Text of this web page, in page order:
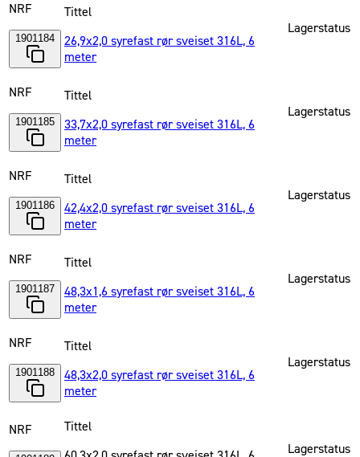
NRF
1901184
Tittel
26,9x2,0 syrefast rør sveiset 316L, 6
meter
Lagerstatus
NRF
1901185
Tittel
33,7x2,0 syrefast rør sveiset 316L, 6
meter
Lagerstatus
NRF
1901186
Tittel
42,4x2,0 syrefast rør sveiset 316L, 6
meter
Lagerstatus
NRF
1901187
Tittel
48,3x1,6 syrefast rør sveiset 316L, 6
meter
Lagerstatus
NRF
1901188
Tittel
48,3x2,0 syrefast rør sveiset 316L, 6
meter
Lagerstatus
NRF
Tittel
Lagerstatus